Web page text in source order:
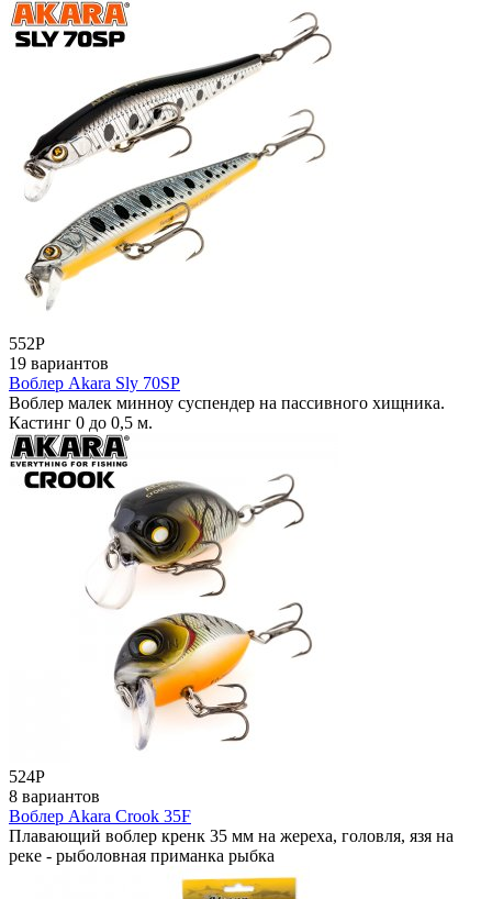
552Р
19 вариантов
Воблер Akara Sly 70SP
Воблер малек минноу суспендер на пассивного хищника.
Кастинг 0 до 0,5 м.
524Р
8 вариантов
Воблер Akara Crook 35F
Плавающий воблер кренк 35 мм на жереха, головля, язя на
реке - рыболовная приманка рыбка